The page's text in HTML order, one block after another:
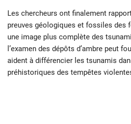
Les chercheurs ont finalement
preuves géologiques et fossiles des
une image plus complète des
l’examen des dépôts d’ambre peut
aident à différencier les tsunamis
préhistoriques des tempêtes